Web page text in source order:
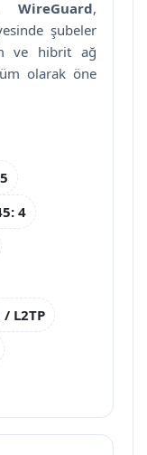
WireGuard,
şubeler
ve hibrit ağ
olarak öne
4
L2TP